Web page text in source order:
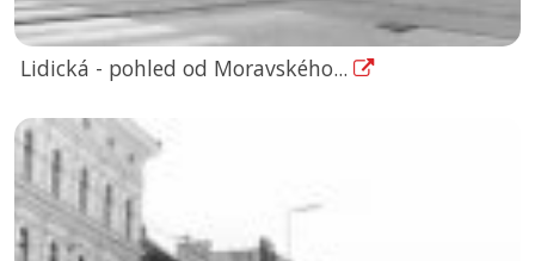
Lidická - pohled od Moravského...